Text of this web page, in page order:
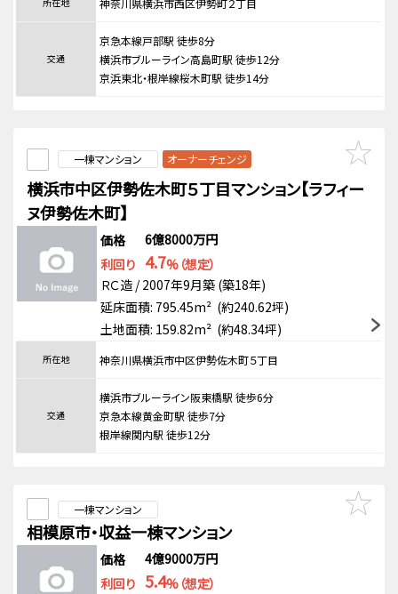
神奈川県横浜市西区伊勢町２丁目
交通
京急本線戸部駅 徒歩8分
横浜市ブルーライン高島町駅 徒歩12分
京浜東北・根岸線桜木町駅 徒歩14分
一棟マンション オーナーチェンジ
横浜市中区伊勢佐木町５丁目マンション【ラフィー
ヌ伊勢佐木町】
価格
6億8000万円
利回り 4.7%（想定）
ＲＣ造 / 2007年9月築 (築18年)
延床面積: 795.45m² (約240.62坪)
土地面積: 159.82m² (約48.34坪)
所在地 神奈川県横浜市中区伊勢佐木町５丁目
交通
横浜市ブルーライン阪東橋駅 徒歩6分
京急本線黄金町駅 徒歩7分
根岸線関内駅 徒歩12分
一棟マンション
相模原市・収益一棟マンション
価格
4億9000万円
利回り 5.4%（想定）